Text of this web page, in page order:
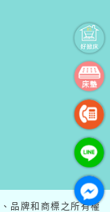
品牌和商標之所有權